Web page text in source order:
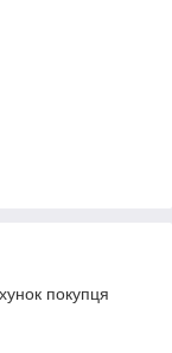
покупця